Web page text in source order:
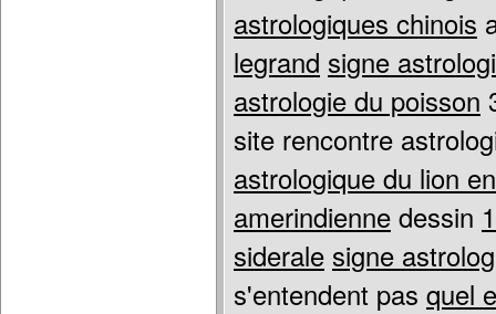
astrologiques chinois
legrand signe
astrologie du poisson
site rencontre
astrologique du lion
amerindienne dessin
siderale signe
s'entendent pas quel